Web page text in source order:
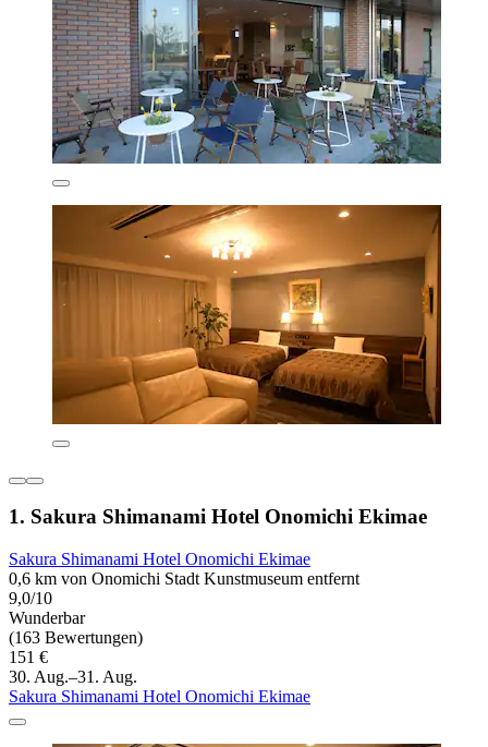
1. Sakura Shimanami Hotel Onomichi Ekimae
Sakura Shimanami Hotel Onomichi Ekimae
0,6 km von Onomichi Stadt Kunstmuseum entfernt
9,0/10
Wunderbar
(163 Bewertungen)
151 €
30. Aug.–31. Aug.
Sakura Shimanami Hotel Onomichi Ekimae